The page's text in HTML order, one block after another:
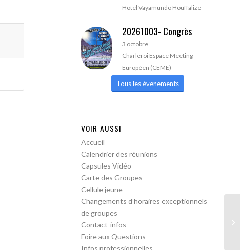
Hotel Vayamundo Houffalize
20261003- Congrès
3 octobre
Charleroi Espace Meeting
Européen (CEME)
Tous les évenements
VOIR AUSSI
Accueil
Calendrier des réunions
Capsules Vidéo
Carte des Groupes
Cellule jeune
Changements d’horaires exceptionnels
de groupes
Contact-infos
Foire aux Questions
Infos professionnelles